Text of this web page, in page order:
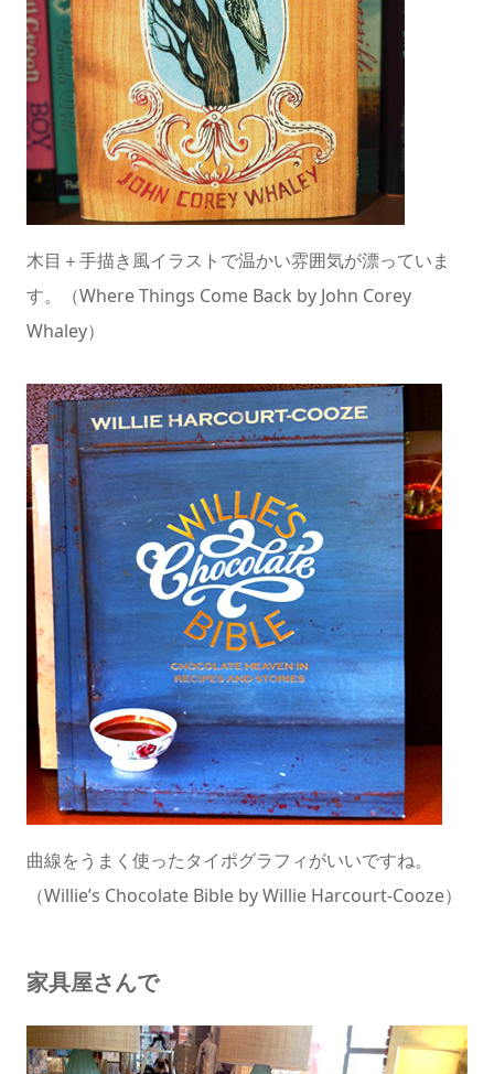
木目＋手描き風イラストで温かい雰囲気が漂っていま
す。（Where Things Come Back by John Corey
Whaley）
曲線をうまく使ったタイポグラフィがいいですね。
（Willie’s Chocolate Bible by Willie Harcourt-Cooze）
家具屋さんで